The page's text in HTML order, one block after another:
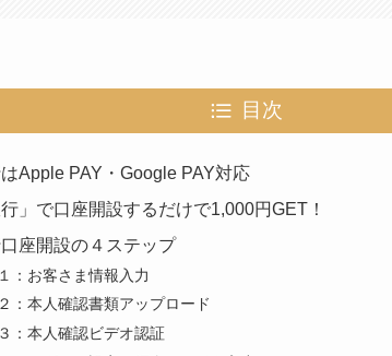
目次
Apple PAY・Google PAY対応
行」で口座開設するだけで1,000円GET！
座開設の４ステップ
：お客さま情報入力
：本人確認書類アップロード
：本人確認ビデオ認証